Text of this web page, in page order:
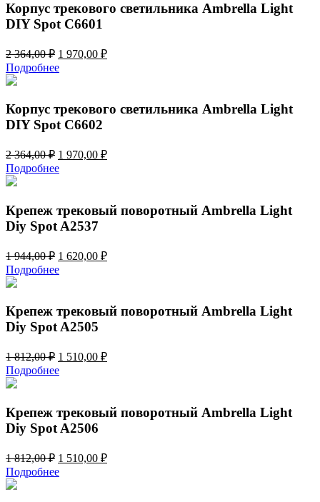
Корпус трекового светильника Ambrella Light
DIY Spot C6601
2 364,00₽ Первоначальная
цена
составляла
364,00 ₽.
1 970,00 ₽Текущая
Подробнее
Корпус трекового светильника Ambrella Light
DIY Spot C6602
2 364,00₽ Первоначальная
цена
составляла
1 970,00 ₽Текущая
Подробнее
Крепеж трековый поворотный Ambrella Light
Diy Spot A2537
1 944,00₽ Первоначальная
цена
составляла
944,00 ₽.
1 620,00 ₽Текущая
Подробнее
Крепеж трековый поворотный Ambrella Light
Diy Spot A2505
1 812,00₽ Первоначальная
цена
составляла
1 510,00 ₽Текущая
Подробнее
Крепеж трековый поворотный Ambrella Light
Diy Spot A2506
1 812,00₽ Первоначальная
цена
составляла
1 510,00 ₽Текущая
Подробнее